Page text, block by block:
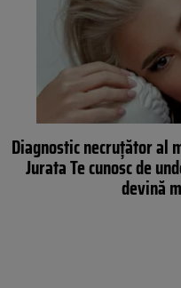
Diagnostic necruțător al
Jurata Te cunosc de
devină